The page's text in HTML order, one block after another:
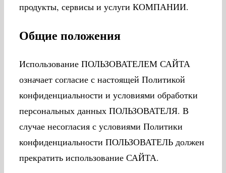
продукты, сервисы и услуги КОМПАНИИ.
Общие положения
Использование ПОЛЬЗОВАТЕЛЕМ САЙТА
означает согласие с настоящей Политикой
конфиденциальности и условиями обработки
персональных данных ПОЛЬЗОВАТЕЛЯ. В
случае несогласия с условиями Политики
конфиденциальности ПОЛЬЗОВАТЕЛЬ должен
прекратить использование САЙТА.